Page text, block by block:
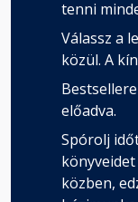
tenni
Válassz a
közül. A
előadva.
Spórolj
közben,